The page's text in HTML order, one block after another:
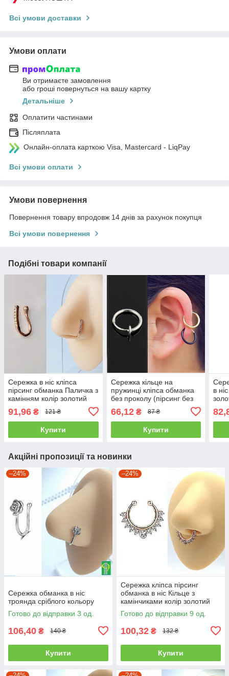
Всі умови доставки
Умови оплати
Ви отримаєте замовлення
або гроші повернуться на вашу картку
Детальніше
Оплатити частинами
Післяплата
Онлайн-оплата карткою Visa, Mastercard - LiqPay
Всі умови оплати
Умови повернення
Повернення товару впродовж 14 днів за рахунок покупця
Всі умови повернення
Подібні товари компанії
Сережка в ніс кліпса
пірсинг обманка Паличка з
камінням колір золотий
91,96 ₴ 121 ₴
Купити
Сережка кільце на
пружинці кліпса обманка
без проколу (пірсинг без
проколу вухо, септум ніс,
губа) срібляста
66,12₴ 87 ₴
Купити
в
Акційні пропозиції та новинки
–24%
Сережка обманка в ніс
троянда сріблого кольору
Готово до відправки 3 од.
106,40 ₴ 140 ₴
Купити
–24%
Сережка кліпса пірсинг
обманка в ніс Кільце з
камінчиками колір золотий
Готово до відправки 9 од.
100,32 ₴ 132 ₴
Купити